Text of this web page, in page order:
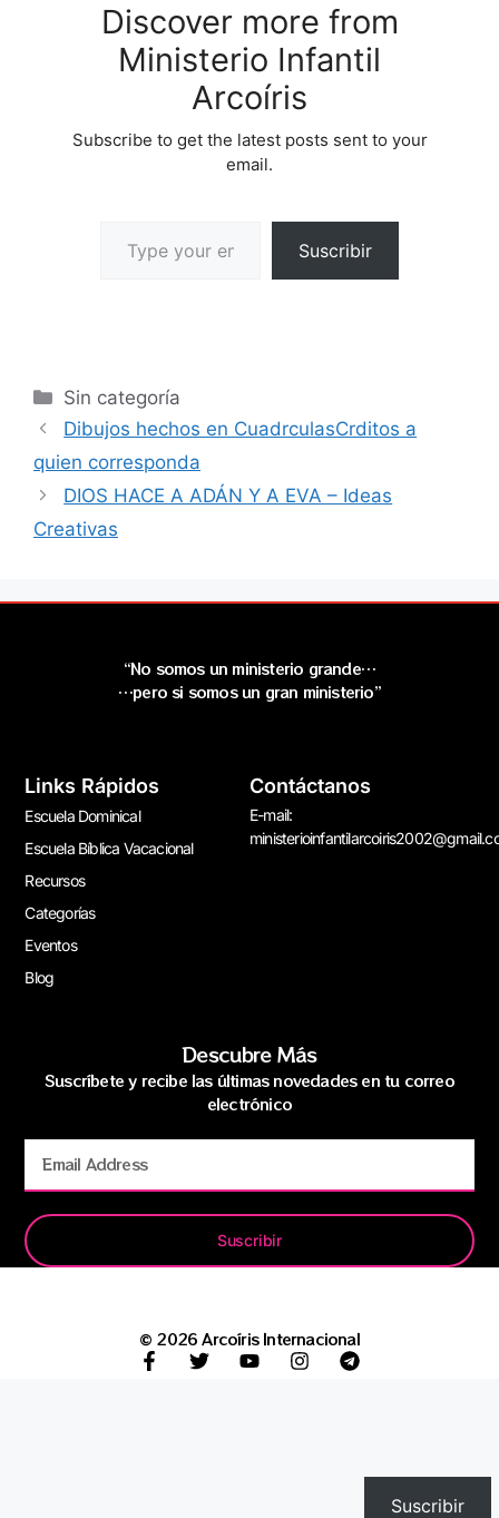
Discover more from
Ministerio Infantil
Arcoíris
Subscribe to get the latest posts sent to your
email.
Suscribir
Sin categoría
Dibujos hechos en CuadrculasCrditos a
quien corresponda
DIOS HACE A ADÁN Y A EVA – Ideas
Creativas
“No somos un ministerio grande…
…pero si somos un gran ministerio”
Links Rápidos
Escuela Dominical
Escuela Bíblica Vacacional
Recursos
Categorías
Eventos
Blog
Contáctanos
E-mail:
Descubre Más
Suscríbete y recibe las últimas novedades en tu correo
electrónico
Suscribir
© 2026 Arcoíris Internacional
Suscribir